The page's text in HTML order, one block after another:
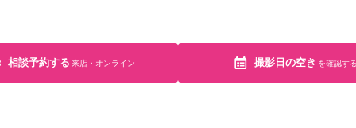
相談予約する 来店・オンライン 撮影日の空き を確認す